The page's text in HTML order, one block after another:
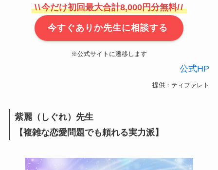
\\今だけ初回最大合計8,000円分無料//
今すぐありか先生に相談する
※公式サイトに遷移します
公式HP
提供：ティファレト
紫麗（しぐれ）先生
【複雑な恋愛問題でも頼れる実力派】